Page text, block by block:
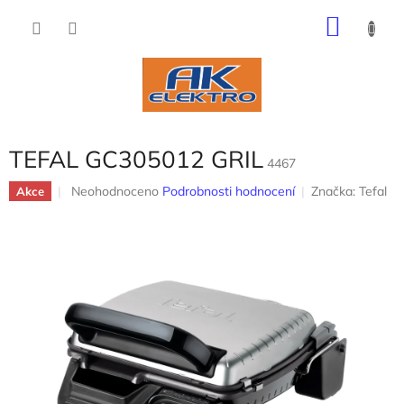
TEFAL GC305012 GRIL 4467
Akce
Průměrné
hvězdiček.
Neohodnoceno Podrobnosti hodnocení Značka: Tefal